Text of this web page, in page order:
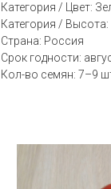
Категория / Цвет:
Категория /
Страна: Россия
Срок годности:
Кол-во семян: 7–9